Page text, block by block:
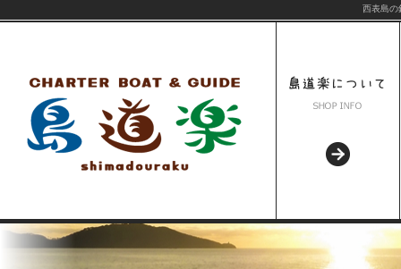
西表島の